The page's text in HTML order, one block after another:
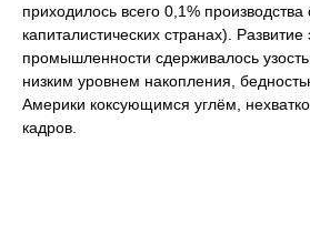
приходилось всего 0,1% производства
капиталистических странах). Развитие
промышленности сдерживалось
низким уровнем накопления,
Америки коксующимся углём,
кадров.